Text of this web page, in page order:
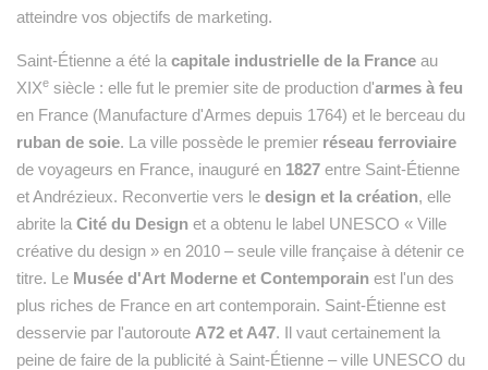
atteindre vos objectifs de marketing.
Saint-Étienne a été la capitale industrielle de la France au
XIXe siècle : elle fut le premier site de production d'armes à feu
en France (Manufacture d'Armes depuis 1764) et le berceau du
ruban de soie. La ville possède le premier réseau ferroviaire
de voyageurs en France, inauguré en 1827 entre Saint-Étienne
et Andrézieux. Reconvertie vers le design et la création, elle
abrite la Cité du Design et a obtenu le label UNESCO « Ville
créative du design » en 2010 – seule ville française à détenir ce
titre. Le Musée d'Art Moderne et Contemporain est l'un des
plus riches de France en art contemporain. Saint-Étienne est
desservie par l'autoroute A72 et A47. Il vaut certainement la
peine de faire de la publicité à Saint-Étienne – ville UNESCO du